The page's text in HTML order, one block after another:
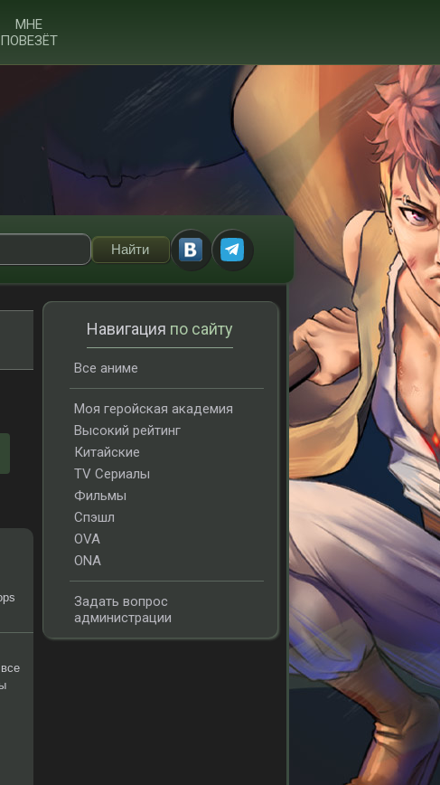
МНЕ
ПОВЕЗЁТ
Навигация по сайту
Все аниме
Моя геройская академия
Высокий рейтинг
Китайские
TV Сериалы
Фильмы
Спэшл
OVA
ONA
Задать вопрос
администрации